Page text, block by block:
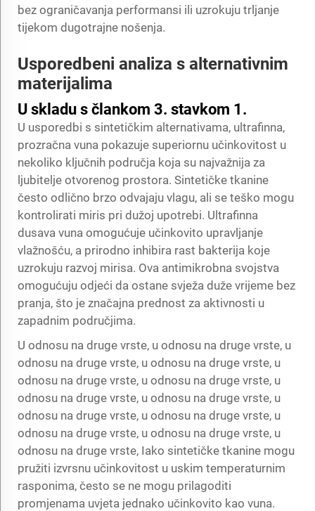
bez ograničavanja performansi ili uzrokuju trljanje
tijekom dugotrajne nošenja.
Usporedbeni analiza s alternativnim
materijalima
U skladu s člankom 3. stavkom 1.
U usporedbi s sintetičkim alternativama, ultrafinna,
prozračna vuna pokazuje superiornu učinkovitost u
nekoliko ključnih područja koja su najvažnija za
ljubitelje otvorenog prostora. Sintetičke tkanine
često odlično brzo odvajaju vlagu, ali se teško mogu
kontrolirati miris pri dužoj upotrebi. Ultrafinna
dusava vuna omogućuje učinkovito upravljanje
vlažnošću, a prirodno inhibira rast bakterija koje
uzrokuju razvoj mirisa. Ova antimikrobna svojstva
omogućuju odjeći da ostane svježa duže vrijeme bez
pranja, što je značajna prednost za aktivnosti u
zapadnim područjima.
U odnosu na druge vrste, u odnosu na druge vrste, u
odnosu na druge vrste, u odnosu na druge vrste, u
odnosu na druge vrste, u odnosu na druge vrste, u
odnosu na druge vrste, u odnosu na druge vrste, u
odnosu na druge vrste, u odnosu na druge vrste, u
odnosu na druge vrste, u odnosu na druge vrste, u
odnosu na druge vrste, Iako sintetičke tkanine mogu
pružiti izvrsnu učinkovitost u uskim temperaturnim
rasponima, često se ne mogu prilagoditi
promjenama uvjeta jednako učinkovito kao vuna.